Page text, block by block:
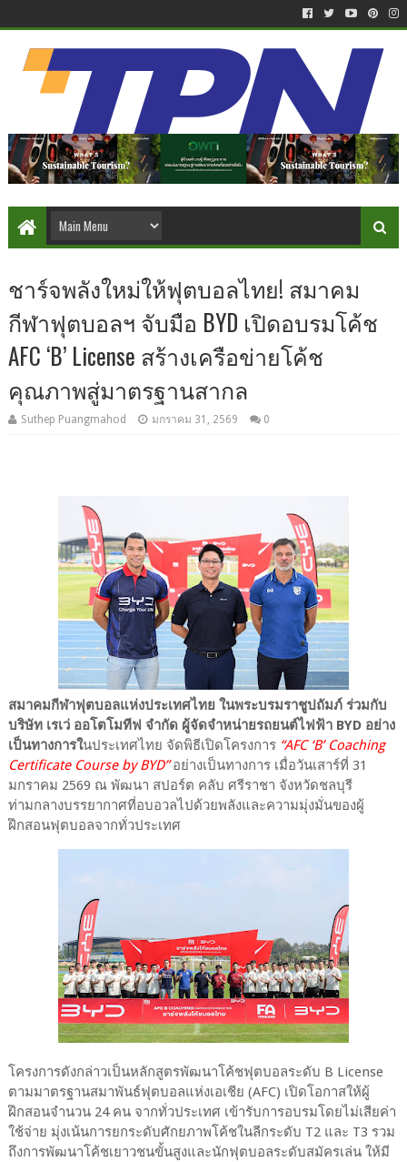
ชาร์จพลังใหม่ให้ฟุตบอลไทย! สมาคม
กีฬาฟุตบอลฯ จับมือ BYD เปิดอบรมโค้ช
AFC ‘B’ License สร้างเครือข่ายโค้ช
คุณภาพสู่มาตรฐานสากล
Suthep Puangmahod มกราคม 31, 2569 0
สมาคมกีฬาฟุตบอลแห่งประเทศไทย ในพระบรมราชูปถัมภ์ ร่วมกับ
บริษัท เรเว่ ออโตโมทีฟ จำกัด ผู้จัดจำหน่ายรถยนต์ไฟฟ้า BYD อย่าง
เป็นทางการในประเทศไทย จัดพิธีเปิดโครงการ “AFC ‘B’ Coaching
Certificate Course by BYD”อย่างเป็นทางการ เมื่อวันเสาร์ที่ 31
มกราคม 2569 ณ พัฒนา สปอร์ต คลับ ศรีราชา จังหวัดชลบุรี
ท่ามกลางบรรยากาศที่อบอวลไปด้วยพลังและความมุ่งมั่นของผู้
ฝึกสอนฟุตบอลจากทั่วประเทศ
โครงการดังกล่าวเป็นหลักสูตรพัฒนาโค้ชฟุตบอลระดับ B License
ตามมาตรฐานสมาพันธ์ฟุตบอลแห่งเอเชีย (AFC) เปิดโอกาสให้ผู้
ฝึกสอนจำนวน 24 คน จากทั่วประเทศ เข้ารับการอบรมโดยไม่เสียค่า
ใช้จ่าย มุ่งเน้นการยกระดับศักยภาพโค้ชในลีกระดับ T2 และ T3 รวม
ถึงการพัฒนาโค้ชเยาวชนขั้นสูงและนักฟุตบอลระดับสมัครเล่น ให้มี